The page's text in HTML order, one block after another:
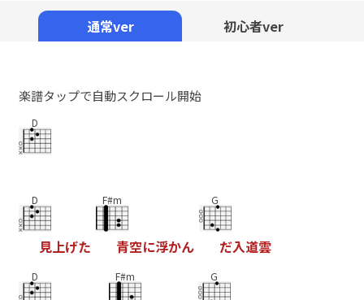
通常ver 初心者ver
楽譜タップで自動スクロール開始
D
D
見上げた
F#m
青空に浮かん
G
だ入道雲
D F#m G